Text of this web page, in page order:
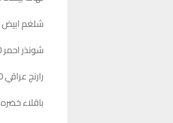
شلغم ابيض 1000
شونذر احمر 1000
رارنج عراقي 1000
باقلاء خضره